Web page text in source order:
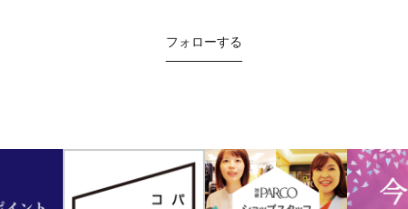
フォローする